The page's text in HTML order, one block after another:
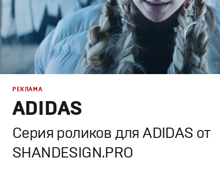
ADIDAS
Серия роликов для ADIDAS от
SHANDESIGN.PRO
РЕКЛАМА